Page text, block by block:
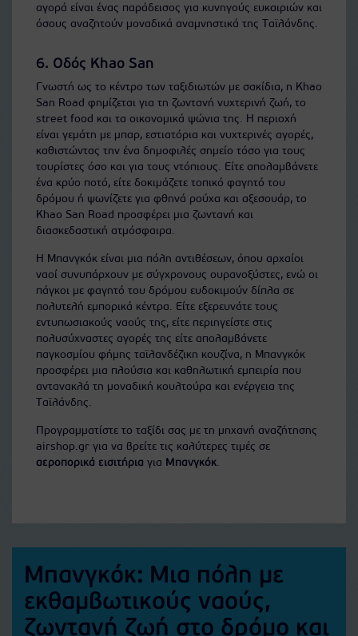
αγορά είναι ένας παράδεισος για κυνηγούς ευκαιριών και
όσους αναζητούν μοναδικά αναμνηστικά της Ταϊλάνδης.
6. Οδός Khao San
Γνωστή ως το κέντρο των ταξιδιωτών με σακίδια, η Khao
San Road φημίζεται για τη ζωντανή νυχτερινή ζωή, το
street food και τα οικονομικά ψώνια της. Η περιοχή
είναι γεμάτη με μπαρ, εστιατόρια και νυχτερινές αγορές,
καθιστώντας την ένα δημοφιλές σημείο τόσο για τους
τουρίστες όσο και για τους ντόπιους. Είτε απολαμβάνετε
ένα κρύο ποτό, είτε δοκιμάζετε τοπικό φαγητό του
δρόμου ή ψωνίζετε για φθηνά ρούχα και αξεσουάρ, το
Khao San Road προσφέρει μια ζωντανή και
διασκεδαστική ατμόσφαιρα.
Η Μπανγκόκ είναι μια πόλη αντιθέσεων, όπου αρχαίοι
ναοί συνυπάρχουν με σύγχρονους ουρανοξύστες, ενώ οι
πάγκοι με φαγητό του δρόμου ευδοκιμούν δίπλα σε
πολυτελή εμπορικά κέντρα. Είτε εξερευνάτε τους
εντυπωσιακούς ναούς της, είτε περιηγείστε στις
πολυσύχναστες αγορές της είτε απολαμβάνετε
παγκοσμίου φήμης ταϊλανδέζικη κουζίνα, η Μπανγκόκ
προσφέρει μια πλούσια και καθηλωτική εμπειρία που
αντανακλά τη μοναδική κουλτούρα και ενέργεια της
Ταϊλάνδης.
Προγραμματίστε το ταξίδι σας με τη μηχανή αναζήτησης
airshop.gr για να βρείτε τις καλύτερες τιμές σε
αεροπορικά εισιτήρια για Μπανγκόκ.
Μπανγκόκ: Μια πόλη με
εκθαμβωτικούς ναούς,
ζωντανή ζωή στο δρόμο και